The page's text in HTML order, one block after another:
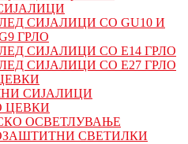
СИЈАЛИЦИ СО GU10 И
ГРЛО
СИЈАЛИЦИ СО Е14 ГРЛО
СИЈАЛИЦИ СО Е27 ГРЛО
СИЈАЛИЦИ
ЦЕВКИ
ОСВЕТЛУВАЊЕ
СВЕТИЛКИ